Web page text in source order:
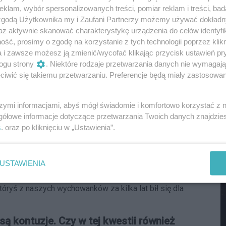
będą rozwijali się w poszczególnych dziedzinach
ciała. Jeszcze kilka lat temu, żaden z bokserów
na przygotowaniu motorycznym i fizycznym.
Widać, że przykładacie
zawodnika, ale sport to także
do młodzieży, która w świecie sportów walki
miejsce w piłce nożnej. W świecie footballu młody,
i drobne kontrakty, dzięki którym otrzymuje już
takie wsparcie naszym podopiecznym.
współpracujemy z KSW- największą federacją
federacją mają nasz projekt na uwadze,
z naszych wychowanków za kilka lat bił się dla
kontuzje. Czy w tej kwestii również
wybór spersonalizowanych treści, pomiar reklam i treści,
Użytkownika my i Zaufani Partnerzy możemy używać
aktywnie skanować charakterystykę urządzenia do celów
prosimy o zgodę na korzystanie z tych technologii poprzez
i zawsze możesz ją zmienić/wycofać klikając przycisk ustawień
strony
. Niektóre rodzaje przetwarzania danych nie
się takiemu przetwarzaniu. Preferencje będą miały
informacjami, abyś mógł świadomie i komfortowo korzystać z
informacje dotyczące przetwarzania Twoich danych
. oraz po kliknięciu w „Ustawienia”.
USTAWIENIA